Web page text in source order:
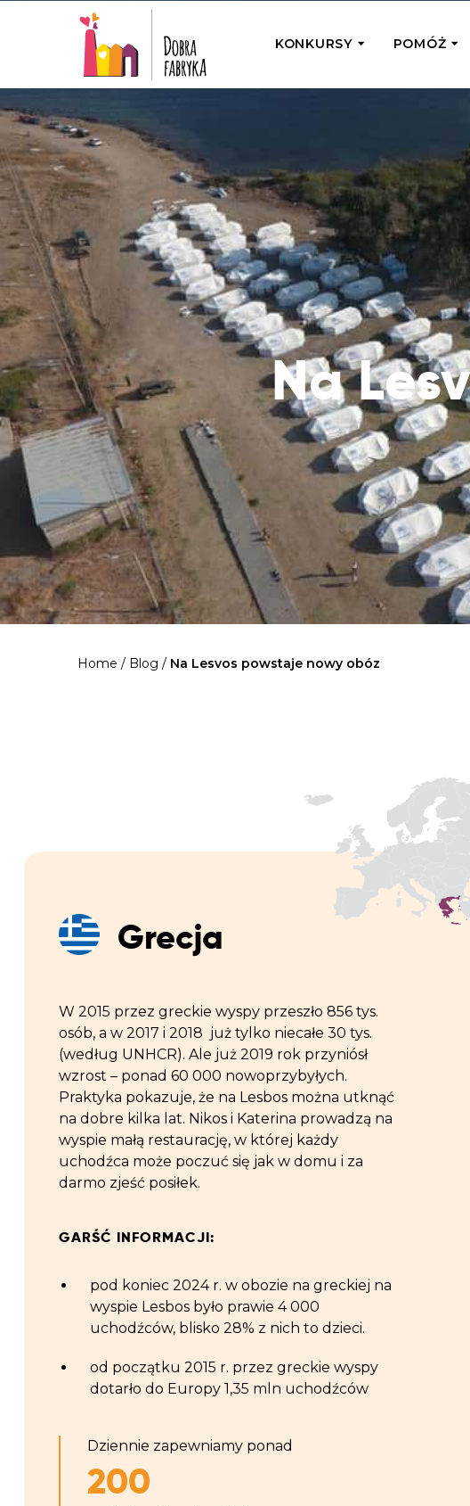
KONKURSY
Odwiedź jedno z miejsc,
działamy
Przybij 5 w 7 Ogrodach
Wyjedź do Grecji z
Żakowskim z Radia 357
POMÓŻ
Pilna
Zrób
Zrób
Na
Home / Blog / Na Lesvos powstaje nowy obóz
Grecja
W 2015 przez greckie wyspy przeszło 856 tys.
osób, a w 2017 i 2018 już tylko niecałe 30 tys.
(według UNHCR). Ale już 2019 rok przyniósł
wzrost – ponad 60 000 nowoprzybyłych.
Praktyka pokazuje, że na Lesbos można utknąć
na dobre kilka lat. Nikos i Katerina prowadzą na
wyspie małą restaurację, w której każdy
uchodźca może poczuć się jak w domu i za
darmo zjeść posiłek.
GARŚĆ INFORMACJI:
pod koniec 2024 r. w obozie na greckiej na
wyspie Lesbos było prawie 4 000
uchodźców, blisko 28% z nich to dzieci.
od początku 2015 r. przez greckie wyspy
dotarło do Europy 1,35 mln uchodźców
Dziennie zapewniamy ponad
200